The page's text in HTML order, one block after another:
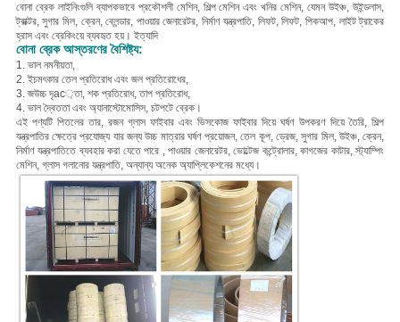
বোনা ব্রেক লাইনিংগুলি ব্যাপকভাবে প্রকৌশলী মেশিন, শিল্প মেশিন এবং খনির মেশিন, যেমন উইঞ্চ, উইন্ডলাস,
ট্রাক্টর, সুগার মিল, ক্রেন, ব্লেন্ডার, পাওয়ার জেনারেটর, নির্মাণ যন্ত্রপাতি, লিফট, লিফট, পিকআপ, লাইট ট্রাকের
হ্রাস এবং ব্রেকিংয়ে ব্যবহৃত হয়। ইত্যাদি
বোনা ব্রেক আস্তরণের বৈশিষ্ট্য:
1. ভাল নমনীয়তা,
2. ইচমৎকার তেল প্রতিরোধ এবং জল প্রতিরোধের,
3. জউচ্চ দৃac়তা, শক প্রতিরোধ, তাপ প্রতিরোধ,
4. ভাল দ্বৈততা এবং অ্যানাস্টোমোসিস, চটপটে ব্রেক।
এই পণ্যটি পিতলের তার, রজন গ্লাস ফাইবার এবং ভিসকোজ ফাইবার দিয়ে ঘর্ষণ উপকরণ দিয়ে তৈরি, শিল্প
যন্ত্রপাতির ক্ষেত্রে প্রযোজ্য যার জন্য উচ্চ মাত্রার ঘর্ষণ প্রয়োজন, তেল কূপ, ড্রেজ, সুগার মিল, উইঞ্চ, ক্রেন,
নির্মাণ যন্ত্রপাতিতে ব্যবহার করা যেতে পারে , পাওয়ার জেনারেটর, ভোল্টেজ কন্ট্রোলার, কাগজের কাটার, স্ট্যাম্পিং
মেশিন, গ্লাস গলানোর যন্ত্রপাতি, অন্যান্য অনেক অ্যাপ্লিকেশনের মধ্যে।